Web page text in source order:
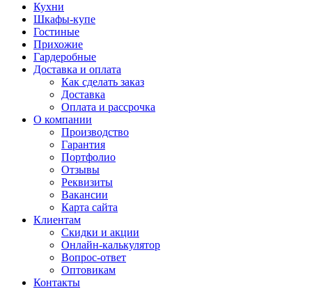
Кухни
Шкафы-купе
Гостиные
Прихожие
Гардеробные
Доставка и оплата
Как сделать заказ
Доставка
Оплата и рассрочка
О компании
Производство
Гарантия
Портфолио
Отзывы
Реквизиты
Вакансии
Карта сайта
Клиентам
Скидки и акции
Онлайн-калькулятор
Вопрос-ответ
Оптовикам
Контакты